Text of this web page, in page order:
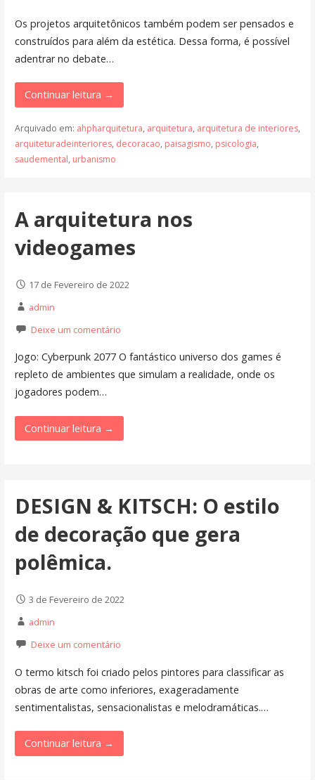
Os projetos arquitetônicos também podem ser pensados e
construídos para além da estética. Dessa forma, é possível
adentrar no debate…
Continuar leitura →
Arquivado em: ahpharquitetura, arquitetura, arquitetura de interiores,
arquiteturadeinteriores, decoracao, paisagismo, psicologia,
saudemental, urbanismo
A arquitetura nos
videogames
17 de Fevereiro de 2022
admin
Deixe um comentário
Jogo: Cyberpunk 2077 O fantástico universo dos games é
repleto de ambientes que simulam a realidade, onde os
jogadores podem…
Continuar leitura →
DESIGN & KITSCH: O estilo
de decoração que gera
polêmica.
3 de Fevereiro de 2022
admin
Deixe um comentário
O termo kitsch foi criado pelos pintores para classificar as
obras de arte como inferiores, exageradamente
sentimentalistas, sensacionalistas e melodramáticas.…
Continuar leitura →